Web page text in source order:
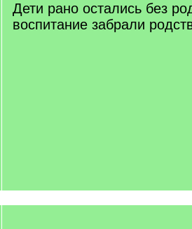
Дети рано остались без
воспитание забрали